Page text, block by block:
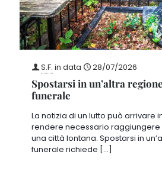
S.F. in data 28/07/2026
Spostarsi in un’altra
funerale
La notizia di un lutto può arrivare
rendere necessario
una città lontana. Spostarsi in
funerale richiede […]